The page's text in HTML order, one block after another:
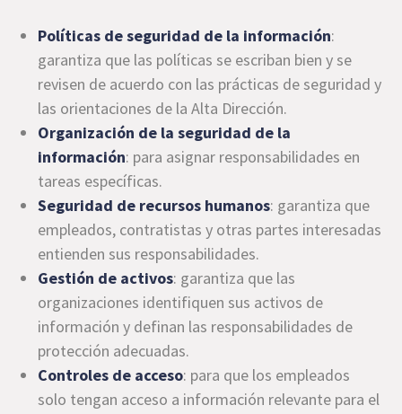
Políticas de seguridad de la información:
garantiza que las políticas se escriban bien y se
revisen de acuerdo con las prácticas de seguridad y
las orientaciones de la Alta Dirección.
Organización de la seguridad de la
información: para asignar responsabilidades en
tareas específicas.
Seguridad de recursos humanos: garantiza que
empleados, contratistas y otras partes interesadas
entienden sus responsabilidades.
Gestión de activos: garantiza que las
organizaciones identifiquen sus activos de
información y definan las responsabilidades de
protección adecuadas.
Controles de acceso: para que los empleados
solo tengan acceso a información relevante para el